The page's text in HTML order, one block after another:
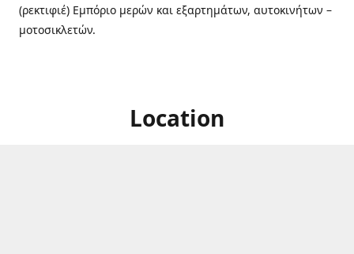
(ρεκτιφιέ) Εμπόριο μερών και εξαρτημάτων, αυτοκινήτων –
μοτοσικλετών.
Location